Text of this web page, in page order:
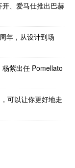
、爱马仕推出巴赫
年，从设计到场
紫出任 Pomellato
可以让你更好地走